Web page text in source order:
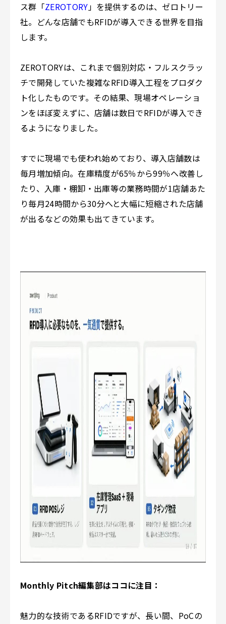
ス群「ZEROTORY」を提供するのは、ゼロトリー
社。どんな店舗でもRFIDが導入できる世界を目指
します。
ZEROTORYは、これまで個別対応・フルスクラッ
チで開発していた複雑なRFID導入工程をプロダク
ト化したものです。その結果、現場オペレーショ
ンをほぼ変えずに、店舗は数日でRFIDが導入でき
るようになりました。
すでに現場でも使われ始めており、導入店舗数は
毎月増加傾向。在庫精度が65％から99％へ改善し
たり、入庫・棚卸・出庫等の業務時間が1店舗あた
り毎月24時間から30分へと大幅に短縮された店舗
が出るなどの効果も出てきています。
Monthly Pitch編集部はココに注目：
魅力的な技術であるRFIDですが、長い間、PoCの